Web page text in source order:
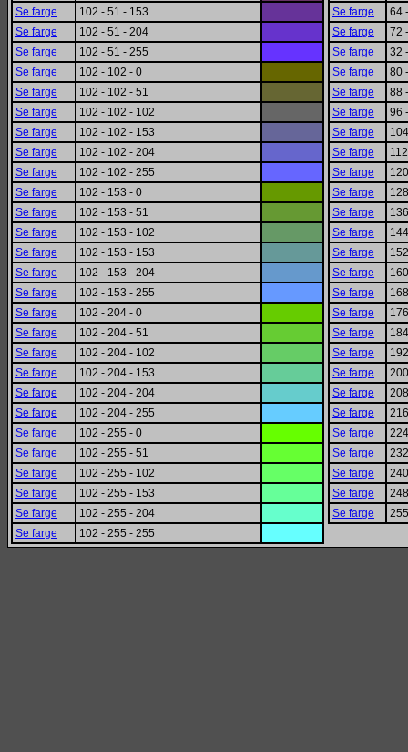
Se farge
102 - 51 - 153
Se farge
102 - 51 - 204
Se farge
102 - 51 - 255
Se farge
102 - 102 - 0
Se farge
102 - 102 - 51
Se farge
102 - 102 - 102
Se farge
102 - 102 - 153
Se farge
102 - 102 - 204
Se farge
102 - 102 - 255
Se farge
102 - 153 - 0
Se farge
102 - 153 - 51
Se farge
102 - 153 - 102
Se farge
102 - 153 - 153
Se farge
102 - 153 - 204
Se farge
102 - 153 - 255
Se farge
102 - 204 - 0
Se farge
102 - 204 - 51
Se farge
102 - 204 - 102
Se farge
102 - 204 - 153
Se farge
102 - 204 - 204
Se farge
102 - 204 - 255
Se farge
102 - 255 - 0
Se farge
102 - 255 - 51
Se farge
102 - 255 - 102
Se farge
102 - 255 - 153
Se farge
102 - 255 - 204
Se farge
102 - 255 - 255
Se farge
64
Se farge
72
Se farge
32
Se farge
80
Se farge
88
Se farge
96
Se farge
Se farge
Se farge
Se farge
Se farge
Se farge
Se farge
Se farge
Se farge
Se farge
Se farge
Se farge
Se farge
Se farge
Se farge
Se farge
Se farge
Se farge
Se farge
Se farge